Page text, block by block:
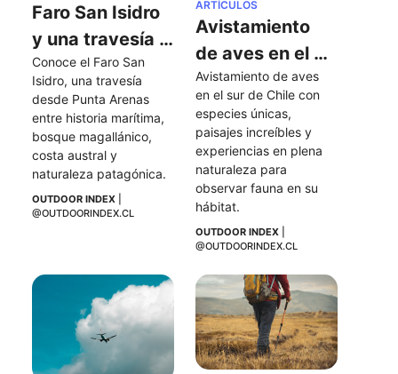
Faro San Isidro
y una travesía
al extremo sur
de la Península
de Brunswick
Conoce el Faro San
Isidro, una travesía
desde Punta Arenas
entre historia marítima,
bosque magallánico,
costa austral y
naturaleza patagónica.
OUTDOOR INDEX
@OUTDOORINDEX.CL
ARTÍCULOS
Avistamiento
de aves en el
sur de Chile
Avistamiento de aves
en el sur de Chile con
especies únicas,
paisajes increíbles y
experiencias en plena
naturaleza para
observar fauna en su
hábitat.
OUTDOOR INDEX
@OUTDOORINDEX.CL